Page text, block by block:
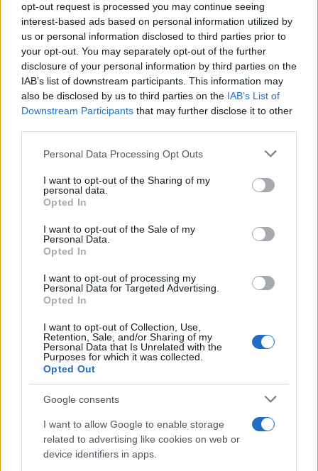
opt-out request is processed you may continue seeing
interest-based ads based on personal information utilized by
us or personal information disclosed to third parties prior to
your opt-out. You may separately opt-out of the further
disclosure of your personal information by third parties on the
IAB’s list of downstream participants. This information may
also be disclosed by us to third parties on the IAB’s List of
Downstream Participants that may further disclose it to other
Please note that this website/app uses one or more Google
not limited to your visit or usage behaviour. You may click to
grant or deny consent to Google and its third-party tags to
use your data for below specified purposes in below Google
consent section.
Personal Data Processing Opt Outs
I want to opt-out of the Sharing of my
personal data.
Opted In
I want to opt-out of the Sale of my
Personal Data.
Opted In
I want to opt-out of processing my
Personal Data for Targeted Advertising.
Opted In
I want to opt-out of Collection, Use,
Retention, Sale, and/or Sharing of my
Personal Data that Is Unrelated with the
Purposes for which it was collected.
Opted Out
Google consents
I want to allow Google to enable storage
related to advertising like cookies on web or
device identifiers in apps.
AUTORE
Staff